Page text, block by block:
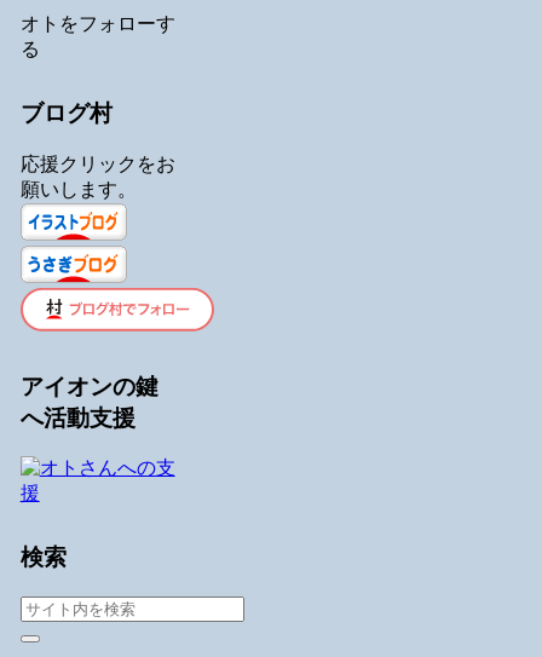
オトをフォローす
る
ブログ村
応援クリックをお
願いします。
アイオンの鍵
へ活動支援
検索